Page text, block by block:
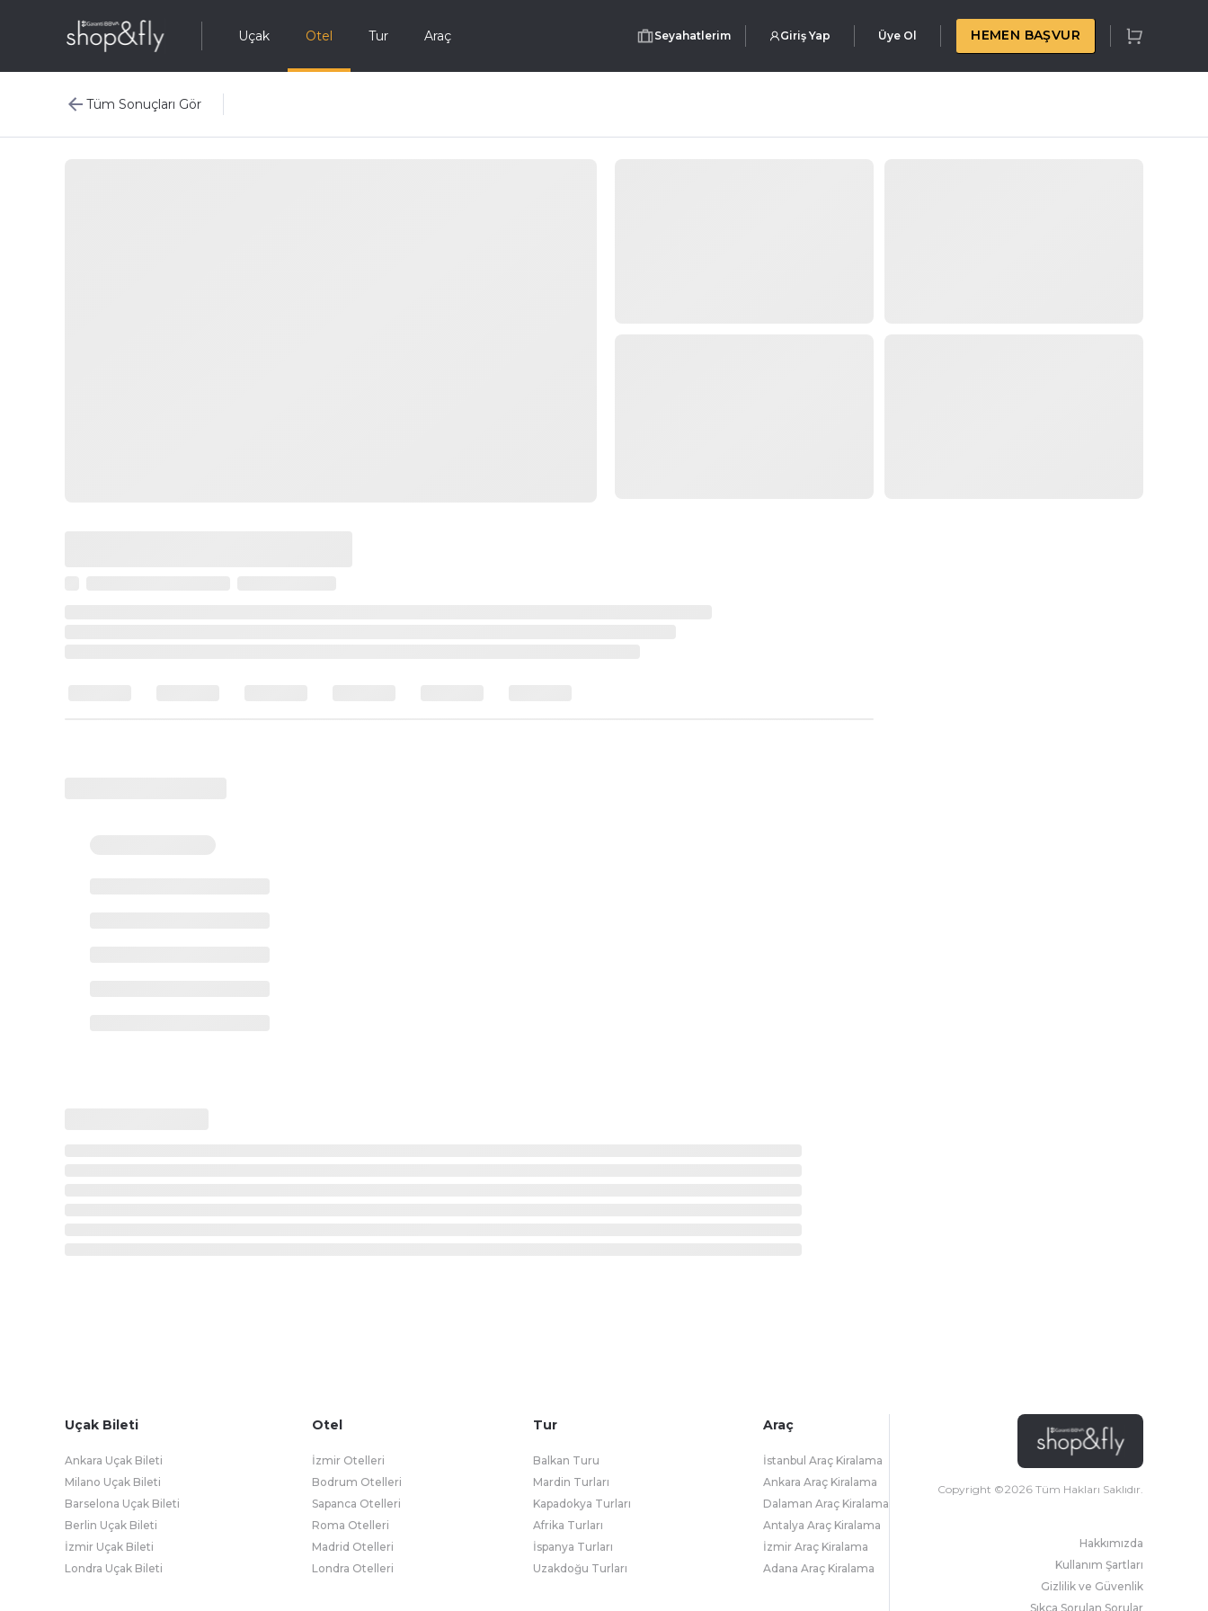
Uçak Otel Tur Araç Seyahatlerim Giriş Yap Üye Ol HEMEN BAŞVUR
Tüm Sonuçları Gör
Uçak Bileti
Ankara Uçak Bileti
Milano Uçak Bileti
Barselona Uçak Bileti
Berlin Uçak Bileti
İzmir Uçak Bileti
Londra Uçak Bileti
Otel
İzmir Otelleri
Bodrum Otelleri
Sapanca Otelleri
Roma Otelleri
Madrid Otelleri
Londra Otelleri
Tur
Balkan Turu
Mardin Turları
Kapadokya Turları
Afrika Turları
İspanya Turları
Uzakdoğu Turları
Araç
İstanbul Araç Kiralama
Ankara Araç Kiralama
Dalaman Araç Kiralama
Antalya Araç Kiralama
İzmir Araç Kiralama
Adana Araç Kiralama
Copyright ©2026 Tüm Hakları Saklıdır.
Hakkımızda
Kullanım Şartları
Gizlilik ve Güvenlik
Sıkça Sorulan Sorular